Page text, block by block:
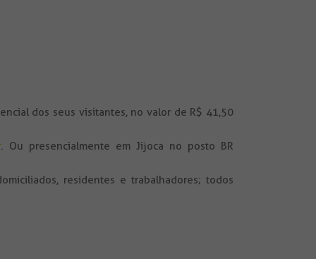
dos seus visitantes, no valor de R$ 41,50
. Ou presencialmente em Jijoca no posto BR
residentes e trabalhadores; todos